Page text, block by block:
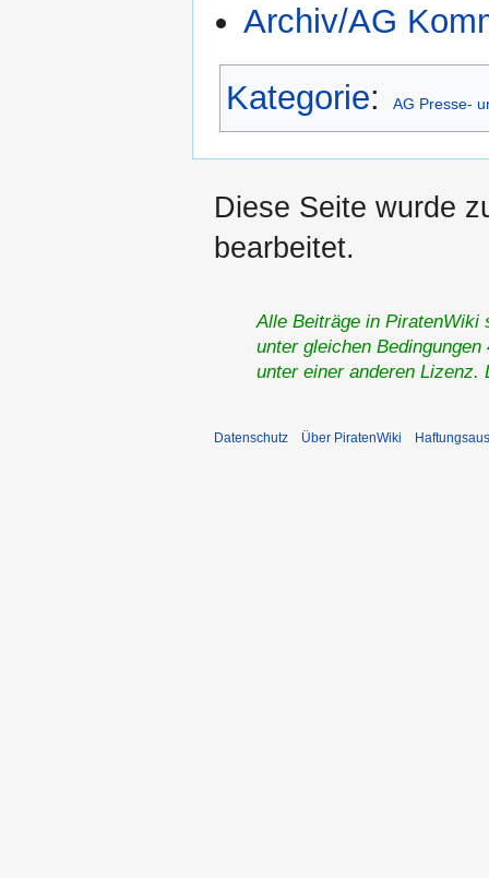
Archiv/AG
Kategorie: AG Presse-
Diese Seite wurde
bearbeitet.
Alle Beiträge in PiratenWiki
unter gleichen
unter einer anderen
Datenschutz Über PiratenWiki